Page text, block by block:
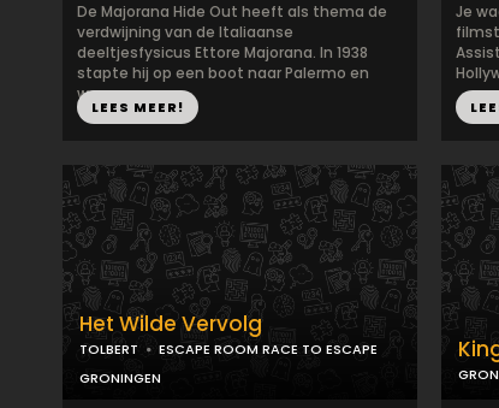
De Majorana Hide Out heeft als thema de
verdwijning van de Italiaanse
deeltjesfysicus Ettore Majorana. In 1938
stapte hij op een boot naar Palermo en
we...
LEES MEER!
Je
Het Wilde Vervolg
TOLBERT
ESCAPE ROOM RACE TO ESCAPE
GRONINGEN